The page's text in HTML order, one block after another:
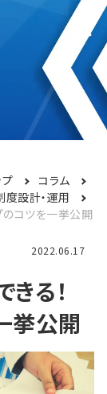
コラム
度設計・運用
のコツを一挙公開
2022.06.17
る！
挙公開